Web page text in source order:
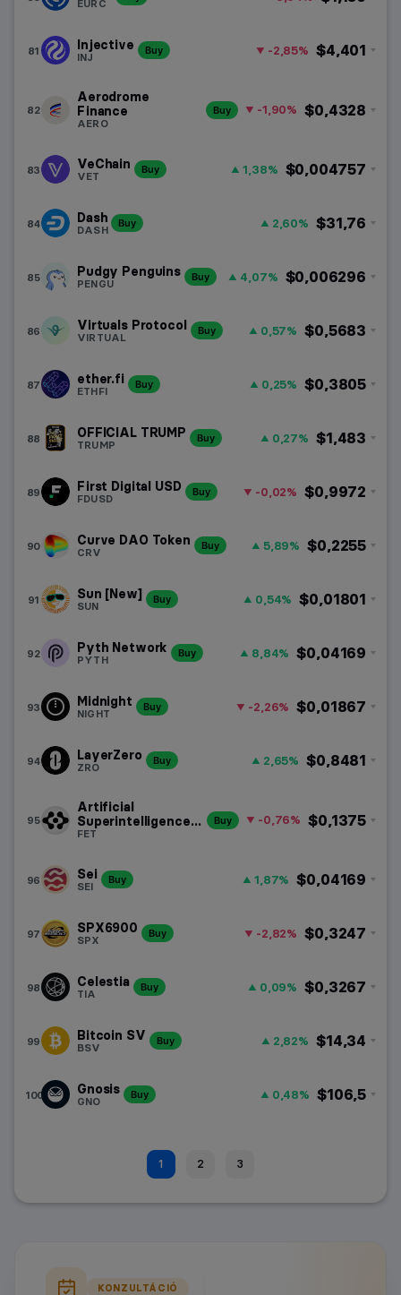
EURC
81 Injective
INJ
Buy $4,401
-2,85%
82
Aerodrome
Finance
AERO
Buy $0,4328
-1,90%
83 VeChain
VET
Buy $0,004757
1,38%
84 Dash
DASH
Buy $31,76
2,60%
85 Pudgy Penguins
PENGU
Buy $0,006296
4,07%
86 Virtuals Protocol
VIRTUAL
Buy $0,5683
0,57%
87 ether.fi
ETHFI
Buy $0,3805
0,25%
88 OFFICIAL TRUMP
TRUMP
Buy $1,483
0,27%
89 First Digital USD
FDUSD
Buy $0,9972
-0,02%
90 Curve DAO Token
CRV
Buy $0,2255
5,89%
91 Sun [New]
SUN
Buy $0,01801
0,54%
92 Pyth Network
PYTH
Buy $0,04169
8,84%
93 Midnight
NIGHT
Buy $0,01867
-2,26%
94 LayerZero
ZRO
Buy $0,8481
2,65%
95
Artificial
Superintelligence
Alliance
FET
Buy $0,1375
-0,76%
96 Sei
SEI
Buy $0,04169
1,87%
97 SPX6900
SPX
Buy $0,3247
-2,82%
98 Celestia
TIA
Buy $0,3267
0,09%
99 Bitcoin SV
BSV
Buy $14,34
2,82%
100 Gnosis
GNO
Buy $106,5
0,48%
1 2 3
KONZULTÁCIÓ